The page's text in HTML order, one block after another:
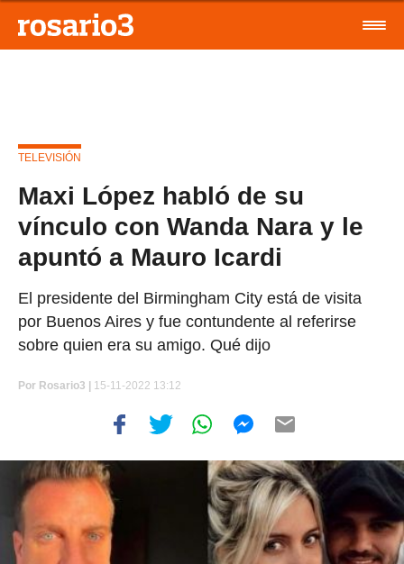
TELEVISIÓN
Maxi López habló de su
vínculo con Wanda Nara y le
apuntó a Mauro Icardi
El presidente del Birmingham City está de visita
por Buenos Aires y fue contundente al referirse
sobre quien era su amigo. Qué dijo
Por Rosario3 | 15-11-2022 13:12